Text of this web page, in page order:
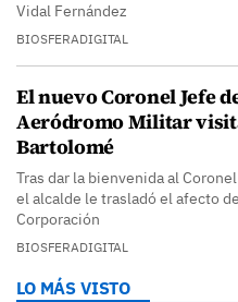
Vidal Fernández
BIOSFERADIGITAL
El nuevo Coronel Jefe
Aeródromo Militar
Bartolomé
Tras dar la bienvenida al
el alcalde le trasladó el afecto
Corporación
BIOSFERADIGITAL
LO MÁS VISTO